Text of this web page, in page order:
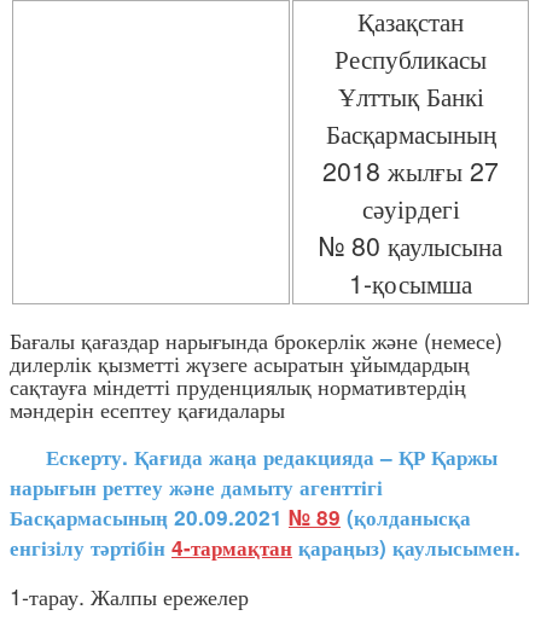
Қазақстан
Республикасы
Ұлттық Банкі
Басқармасының
2018 жылғы 27
сәуірдегі
№ 80 қаулысына
1-қосымша
Бағалы қағаздар нарығында брокерлік және (немесе)
дилерлік қызметті жүзеге асыратын ұйымдардың
сақтауға міндетті пруденциялық нормативтердің
мәндерін есептеу қағидалары
Ескерту. Қағида жаңа редакцияда – ҚР Қаржы
нарығын реттеу және дамыту агенттігі
Басқармасының 20.09.2021 № 89 (қолданысқа
енгізілу тәртібін 4-тармақтан қараңыз) қаулысымен.
1-тарау. Жалпы ережелер